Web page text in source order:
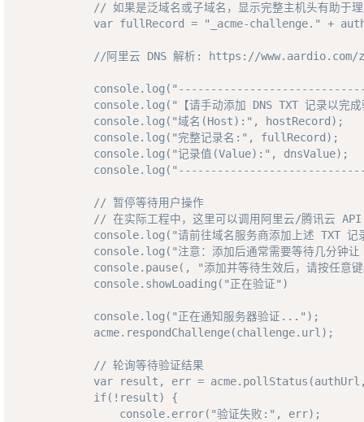
// 如果是泛域名或子域名，显示完整主机头有助于
var fullRecord = "_acme-challenge." +
//阿里云 DNS 解析: https://
console.log("【请手动添加 DNS TXT 记录以完成
            console.log("域名(Host):", hostRecord);
            console.log("完整记录名:", fullRecord);
            console.log("记录值(Value):", dnsValue);
            // 暂停等待用户操作
// 在实际工程中，这里可以调用阿里云/腾讯云 API
console.log("请前往域名服务商添加上述 TXT 记
console.log("注意：添加后通常需要等待几分钟
console.pause(, "添加并等待生效后，请按任意
            console.showLoading("正在验证")
            console.log("正在通知服务器验证...");
            acme.respondChallenge(challenge.url);
            // 轮询等待验证结果
var result, err =
            if(!result) {
                console.error("验证失败:", err);